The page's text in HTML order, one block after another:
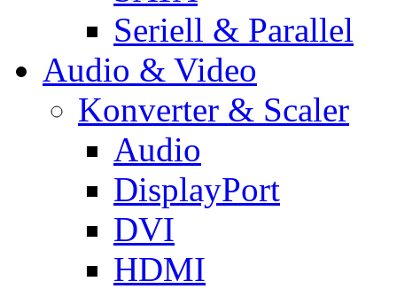
Seriell & Parallel
Audio & Video
Konverter & Scaler
Audio
DisplayPort
DVI
HDMI